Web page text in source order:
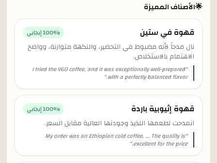
🌟الأصناف المميزة
قهوة في ستين 100% إيجابي
نال مدحاً لأنه مضبوط في التحضير، والنكهة متوازنة، وواضح
الاهتمام بالاستخلاص.
"
I tried the V60 coffee, and it was exceptionally well-prepared
with a perfectly balanced flavor.
"
قهوة إثيوبية باردة 100% إيجابي
انمدحت لطعمها اللذيذ وجودتها العالية مقابل السعر.
"
My order was an Ethiopian cold coffee. ... The quality is
excellent for the price.
"